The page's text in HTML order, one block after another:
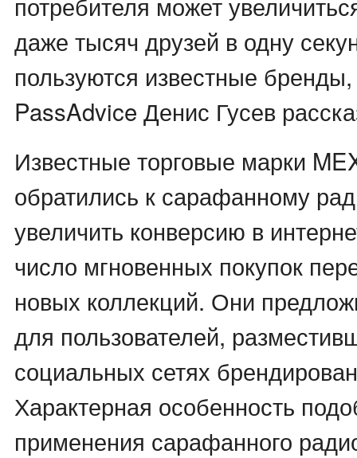
даже тысяч друзей в одну
пользуются известные
PassAdvice Денис Гусев
Известные торговые марки
обратились к сарафанному
увеличить конверсию в
число мгновенных покупок
новых коллекций. Они
для пользователей,
социальных сетях
Характерная особенность
применения сарафанного